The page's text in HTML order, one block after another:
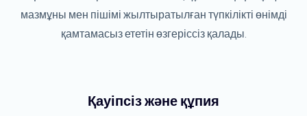
мазмұны мен пішімі жылтыратылған түпкілікті өнімді
қамтамасыз ететін өзгеріссіз қалады.
Қауіпсіз және құпия